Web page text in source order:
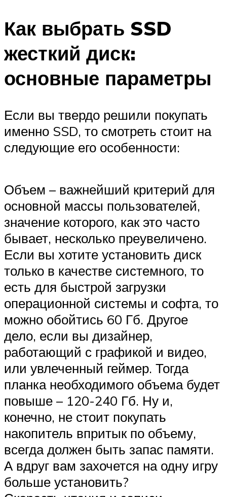
Как выбрать SSD
жесткий диск:
основные параметры
Если вы твердо решили покупать
именно SSD, то смотреть стоит на
следующие его особенности:
Объем – важнейший критерий для
основной массы пользователей,
значение которого, как это часто
бывает, несколько преувеличено.
Если вы хотите установить диск
только в качестве системного, то
есть для быстрой загрузки
операционной системы и софта, то
можно обойтись 60 Гб. Другое
дело, если вы дизайнер,
работающий с графикой и видео,
или увлеченный геймер. Тогда
планка необходимого объема будет
повыше – 120-240 Гб. Ну и,
конечно, не стоит покупать
накопитель впритык по объему,
всегда должен быть запас памяти.
А вдруг вам захочется на одну игру
больше установить?